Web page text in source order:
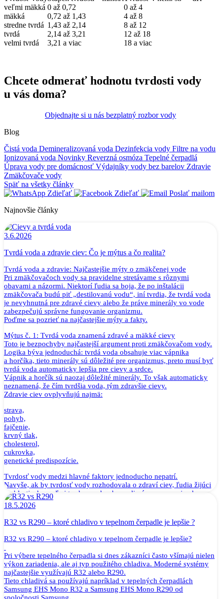
veľmi mäkká 0 až 0,72
0 až 4
mäkká
0,72 až 1,43
4 až 8
stredne tvrdá 1,43 až 2,14
8 až 12
tvrdá
2,14 až 3,21
12 až 18
velmi tvrdá
3,21 a viac 18 a viac
Chcete odmerať hodnotu tvrdosti vody
u vás doma?
Objednajte si u nás bezplatný rozbor vody
Blog
Čistá voda Demineralizovaná voda Dezinfekcia vody Filtre na vodu
Ionizovaná voda Novinky Reverzná osmóza Tepelné čerpadlá
Úprava vody pre domácnosť Výdajníky vody bez barelov Zdravie
Zmäkčovače vody
Späť na všetky články
Zdieľať
Zdieľať
Poslať mailom
Najnovšie články
3.6.2026
Tvrdá voda a zdravie ciev: Čo je mýtus a čo realita?
Tvrdá voda a zdravie: Najčastejšie mýty o zmäkčenej vode
Pri zmäkčovačoch vody sa pravidelne stretávame s rôznymi
obavami a názormi. Niektorí ľudia sa boja, že po inštalácii
zmäkčovača budú piť „destilovanú vodu“, iní tvrdia, že tvrdá voda
je nevyhnutná pre zdravé cievy alebo že práve minerály vo vode
zabezpečujú správne fungovanie organizmu.
Poďme sa pozrieť na najčastejšie mýty a fakty.
Mýtus č. 1: Tvrdá voda znamená zdravé a mäkké cievy
Toto je bezpochyby najčastejší argument proti zmäkčovačom vody.
Logika býva jednoduchá: tvrdá voda obsahuje viac vápnika
a horčíka, tieto minerály sú dôležité pre organizmus, preto musí byť
tvrdá voda automaticky lepšia pre cievy a srdce.
Vápnik a horčík sú naozaj dôležité minerály. To však automaticky
neznamená, že čím tvrdšia voda, tým zdravšie cievy.
Zdravie ciev ovplyvňujú najmä:
strava,
pohyb,
fajčenie,
krvný tlak,
cholesterol,
cukrovka,
genetické predispozície.
Tvrdosť vody medzi hlavné faktory jednoducho nepatrí.
Navyše, ak by tvrdosť vody rozhodovala o zdraví ciev, ľudia žijúci
v oblastiach s veľmi tvrdou vodou by mali výrazne menej srdcovo-
cievnych ochorení. Takéto jednoduché prepojenie však neexistuje.
Jednoducho povedané:
Tvrdá voda nie je zárukou zdravých ciev rovnako, ako zmäkčená
voda nie je príčinou ich poškodenia.
Mýtus č. 2: Minerály potrebujeme prijímať hlavne z vody
Toto je ďalší veľmi rozšírený omyl.
Áno, tvrdá voda obsahuje vápnik a horčík. Mnohí ľudia si však
neuvedomujú, aké malé množstvá minerálov sa v bežnej pitnej vode
nachádzajú.
Hlavným zdrojom minerálov pre ľudské telo sú:
18.5.2026
R32 vs R290 – ktoré chladivo v tepelnom čerpadle je lepšie ?
R32 vs R290 – ktoré chladivo v tepelnom čerpadle je lepšie?
Pri výbere tepelného čerpadla si dnes zákazníci často všímajú nielen
výkon zariadenia, ale aj typ použitého chladiva. Moderné systémy
najčastejšie využívajú R32 alebo R290.
Tieto chladivá sa používajú napríklad v tepelných čerpadlách
Samsung EHS Mono R32 a Samsung EHS Mono R290 od
spoločnosti Samsung.